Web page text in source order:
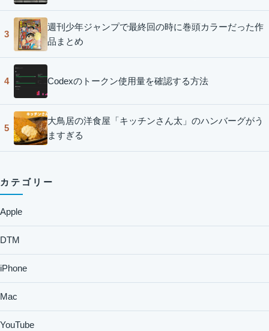
3
週刊少年ジャンプで最終回の時に巻頭カラーだった作
品まとめ
4 Codexのトークン使用量を確認する方法
5
大鳥居の洋食屋「キッチンさん太」のハンバーグがう
ますぎる
カテゴリー
Apple
DTM
iPhone
Mac
YouTube